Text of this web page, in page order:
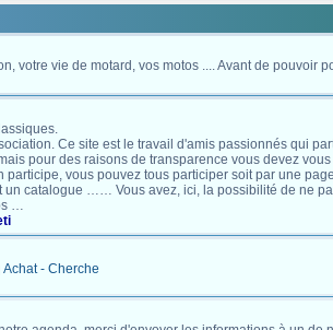
votre vie de motard, vos motos .... Avant de pouvoir
Ce site est le travail d'amis passionnés qui
pour des raisons de transparence vous devez
participe, vous pouvez tous participer soit par une
un catalogue …… Vous avez, ici, la possibilité de ne
…
Achat - Cherche